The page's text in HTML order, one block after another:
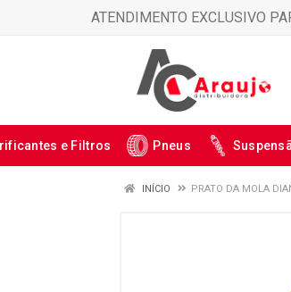
ATENDIMENTO EXCLUSIVO
e Filtros Pneus
INÍCIO PRATO DA MOLA